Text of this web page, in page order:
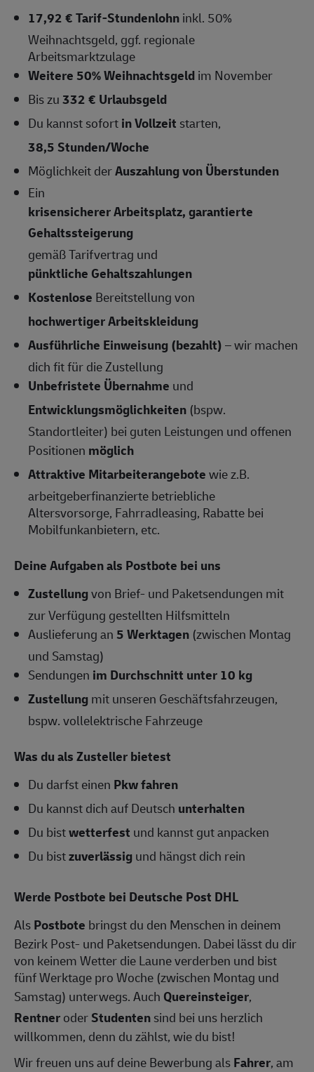
17,92 € Tarif-Stundenlohninkl. 50%
Weihnachtsgeld, ggf. regionale
Arbeitsmarktzulage
Weitere 50% Weihnachtsgeldim November
Bis zu332 € Urlaubsgeld
Du kannst sofortin Vollzeit starten,
38,5 Stunden/Woche
Möglichkeit derAuszahlung von Überstunden
Ein
krisensicherer Arbeitsplatz, garantierte
Gehaltssteigerung
gemäß Tarifvertrag und
pünktliche Gehaltszahlungen
Kostenlose Bereitstellung von
hochwertiger Arbeitskleidung
Ausführliche Einweisung (bezahlt)– wir machen
dich fit für die Zustellung
Unbefristete Übernahme und
Entwicklungsmöglichkeiten (bspw.
Standortleiter) bei guten Leistungen und offenen
Positionen möglich
Attraktive Mitarbeiterangebotewie z.B.
arbeitgeberfinanzierte betriebliche
Altersvorsorge, Fahrradleasing, Rabatte bei
Mobilfunkanbietern, etc.
Deine Aufgaben als Postbote bei uns
Zustellungvon Brief- und Paketsendungen mit
zur Verfügung gestellten Hilfsmitteln
Auslieferung an5 Werktagen (zwischen Montag
und Samstag)
Sendungen im Durchschnitt unter 10 kg
Zustellungmit unseren Geschäftsfahrzeugen,
bspw. vollelektrische Fahrzeuge
Was du als Zusteller bietest
Du darfst einen Pkw fahren
Du kannst dich auf Deutsch unterhalten
Du bistwetterfest und kannst gut anpacken
Du bistzuverlässigund hängst dich rein
Werde Postbote bei Deutsche Post DHL
AlsPostbote bringst du den Menschen in deinem
Bezirk Post- und Paketsendungen. Dabei lässt du dir
von keinem Wetter die Laune verderben und bist
fünf Werktage pro Woche (zwischen Montag und
Samstag) unterwegs. Auch Quereinsteiger,
RentneroderStudentensind bei uns herzlich
willkommen, denn du zählst, wie du bist!
Wir freuen uns auf deine Bewerbung alsFahrer, am